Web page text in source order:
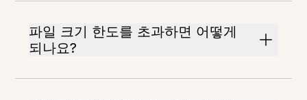
파일 크기 한도를 초과하면 어떻게
되나요?